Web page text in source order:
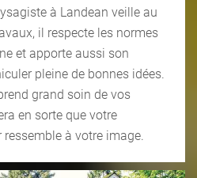
à Landean veille au
il respecte les normes
et apporte aussi son
pleine de bonnes idées.
grand soin de vos
en sorte que votre
à votre image.